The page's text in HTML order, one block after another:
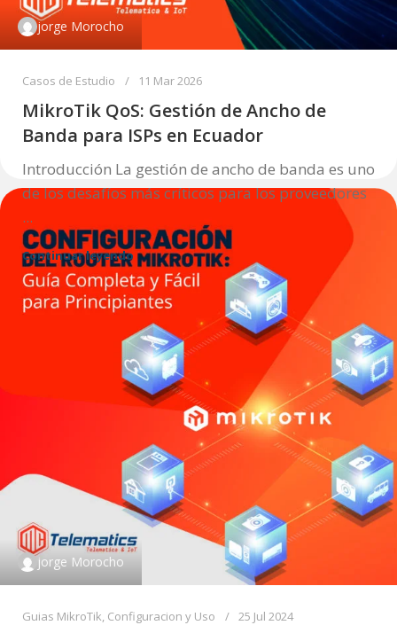
jorge Morocho
Casos de Estudio 11 Mar 2026
MikroTik QoS: Gestión de Ancho de
Banda para ISPs en Ecuador
Introducción La gestión de ancho de banda es uno
de los desafíos más críticos para los proveedores
...
Continuar leyendo
jorge Morocho
Guias MikroTik, Configuracion y Uso 25 Jul 2024